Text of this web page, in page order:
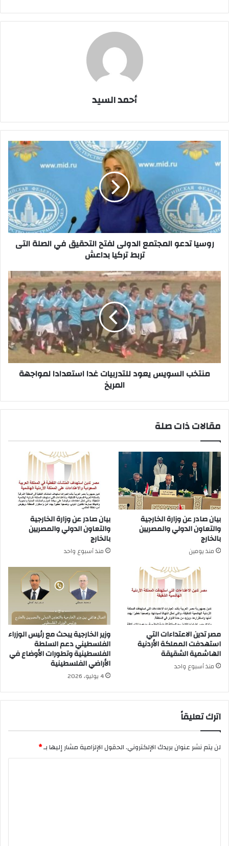
أحمد السيد
روسيا
تدعو
المجتمع
لفتح
التحقيق
في
الصلة
التى
تربط
تركيا
روسيا تدعو المجتمع الدولى لفتح التحقيق في الصلة التى
تربط تركيا بداعش
منتخب
السويس
للتدربيات
استعدادا
لمواجهة
المريخ
منتخب السويس يعود للتدربيات غدا استعدادا لمواجهة
المريخ
مقالات ذات صلة
بيان صادر عن وزارة الخارجية
والتعاون الدولي والمصريين
بالخارج
منذ يومين
بيان صادر عن وزارة الخارجية
والتعاون الدولي والمصريين
بالخارج
منذ أسبوع واحد
مصر تدين الاعتداءات التي
استهدفت المملكة الأردنية
الهاشمية الشقيقة
منذ أسبوع واحد
وزير الخارجية يبحث مع رئيس الوزراء
الفلسطيني دعم السلطة
الفلسطينية وتطورات الأوضاع في
الأراضي الفلسطينية
4 يوليو، 2026
اترك تعليقاً
لن يتم نشر عنوان بريدك الإلكتروني.الحقول الإلزامية مشار إليها بـ*